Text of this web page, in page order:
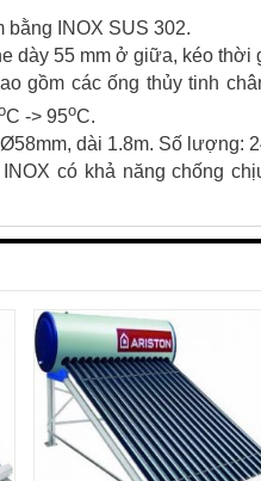
INOX SUS 302.
dày 55 mm ở giữa, kéo
gồm các ống thủy tinh
C -> 95oC.
dài 1.8m. Số lượng:
có khả năng chống